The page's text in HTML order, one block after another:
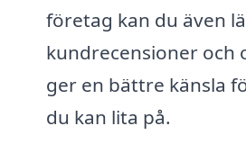
företag kan du även
kundrecensioner och
ger en bättre känsla
du kan lita på.